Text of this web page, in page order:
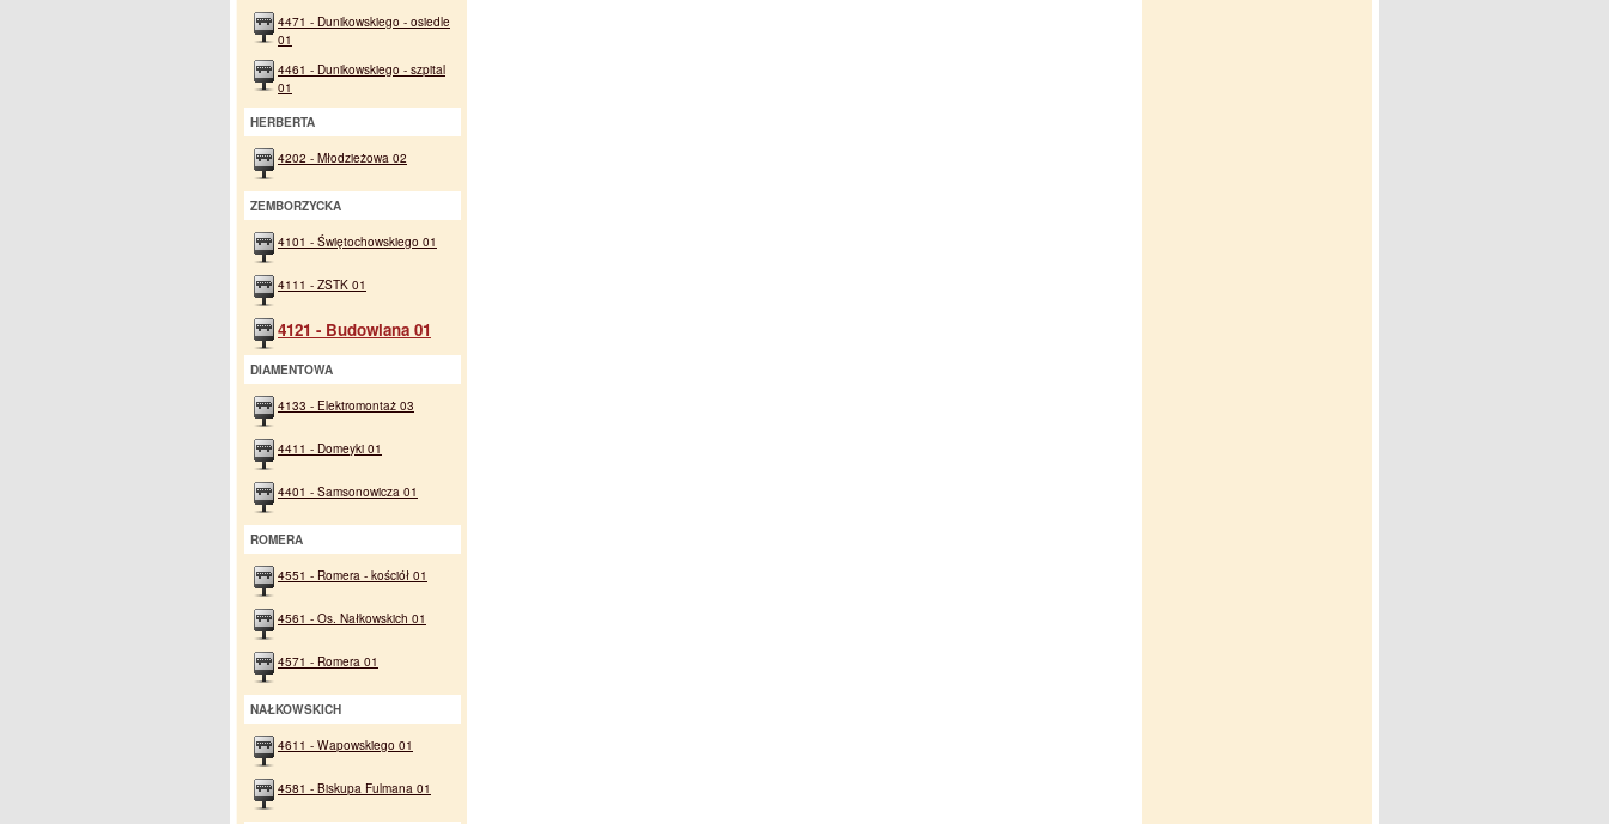
4471 - Dunikowskiego - osiedle
01
4461 - Dunikowskiego - szpital
01
HERBERTA
4202 - Młodzieżowa 02
ZEMBORZYCKA
4101 - Świętochowskiego 01
4111 - ZSTK 01
4121 - Budowlana 01
DIAMENTOWA
4133 - Elektromontaż 03
4411 - Domeyki 01
4401 - Samsonowicza 01
ROMERA
4551 - Romera - kościół 01
4561 - Os. Nałkowskich 01
4571 - Romera 01
NAŁKOWSKICH
4611 - Wapowskiego 01
4581 - Biskupa Fulmana 01